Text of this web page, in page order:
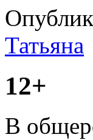
Татьяна
12+
В